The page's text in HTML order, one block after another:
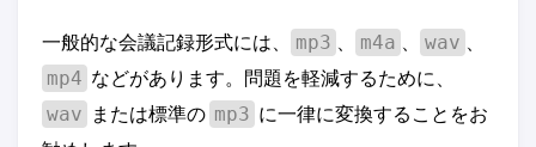
一般的な会議記録形式には、 mp3 m4a wav
mp4 などがあります。問題を軽減するために、
wav または標準の mp3 に一律に変換することをお